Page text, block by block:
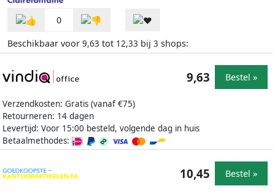
0
Beschikbaar voor 9,63 tot 12,33 bij 3 shops:
Verzendkosten: Gratis (vanaf €75)
Retourneren: 14 dagen
Levertijd: Voor 15:00 besteld, volgende dag in huis
Betaalmethodes:
9,63 Bestel »
10,45 Bestel »